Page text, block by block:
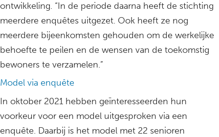
ontwikkeling. “In de periode daarna heeft de stichting
meerdere enquêtes uitgezet. Ook heeft ze nog
meerdere bijeenkomsten gehouden om de werkelijke
behoefte te peilen en de wensen van de toekomstig
bewoners te verzamelen.”
Model via enquête
In oktober 2021 hebben geïnteresseerden hun
voorkeur voor een model uitgesproken via een
enquête. Daarbij is het model met 22 senioren